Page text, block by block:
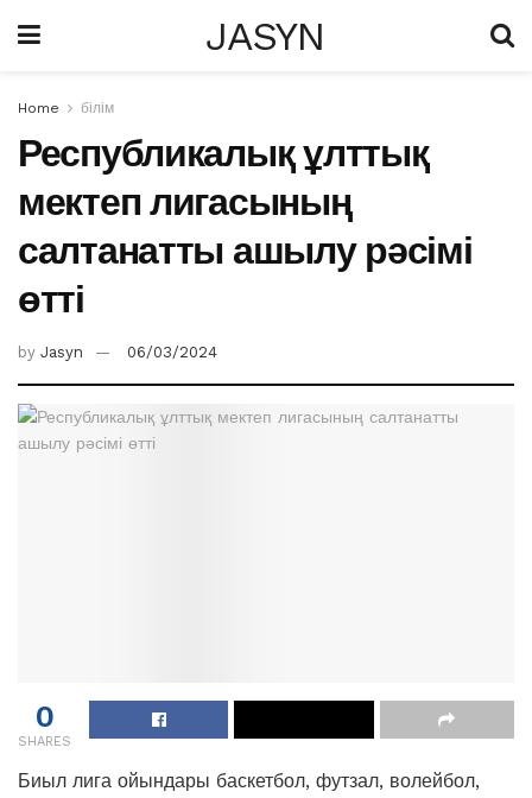
JASYN
Home білім
Республикалық ұлттық
мектеп лигасының
салтанатты ашылу рәсімі
өтті
by Jasyn 06/03/2024
0
SHARES
Биыл лига ойындары баскетбол, футзал, волейбол,